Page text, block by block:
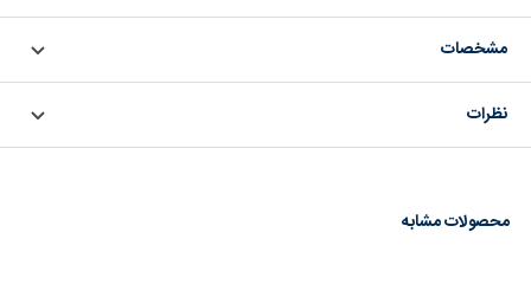
مشخصات
نظرات
محصولات مشابه